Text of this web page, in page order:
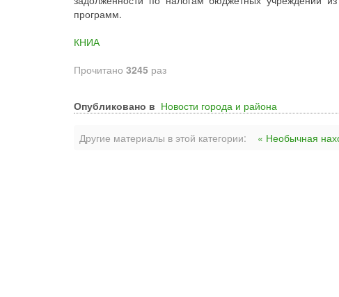
программ.
КНИА
Прочитано 3245 раз
Опубликовано в Новости города и района
Другие материалы в этой категории: « Необычная